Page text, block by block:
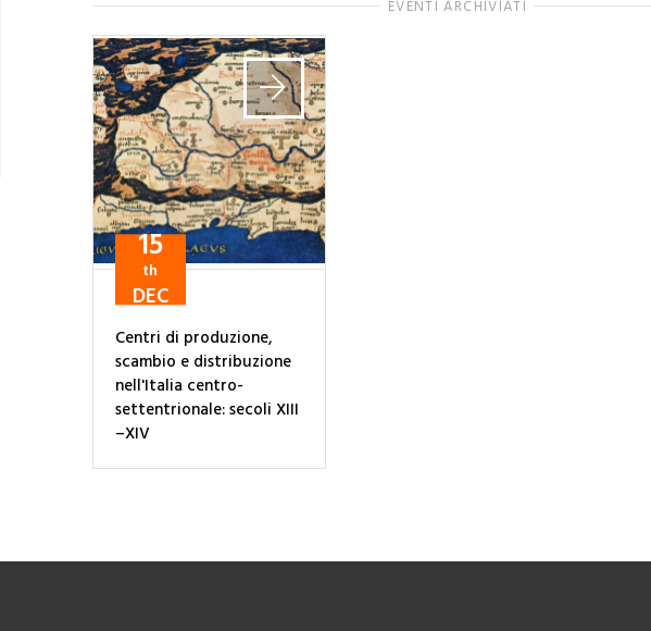
EVENTI ARCHIVIATI
15
th
DEC
Centri di produzione,
scambio e distribuzione
nell'Italia centro-
settentrionale: secoli XIII
–XIV